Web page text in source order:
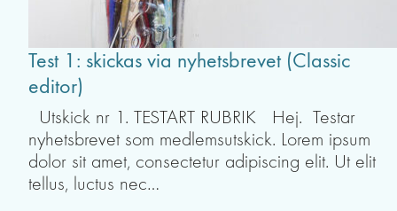
Test 1: skickas via nyhetsbrevet (Classic
editor)
Utskick nr 1. TESTART RUBRIK Hej. Testar
nyhetsbrevet som medlemsutskick. Lorem ipsum
dolor sit amet, consectetur adipiscing elit. Ut elit
tellus, luctus nec…